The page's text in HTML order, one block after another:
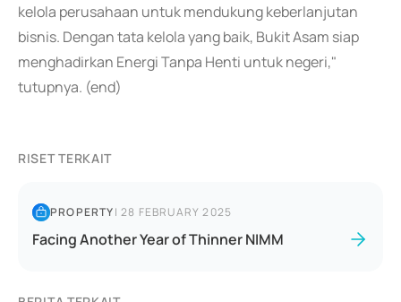
kelola perusahaan untuk mendukung keberlanjutan
bisnis. Dengan tata kelola yang baik, Bukit Asam siap
menghadirkan Energi Tanpa Henti untuk negeri,"
tutupnya. (end)
RISET TERKAIT
PROPERTY|28 FEBRUARY 2025
Facing Another Year of Thinner NIMM